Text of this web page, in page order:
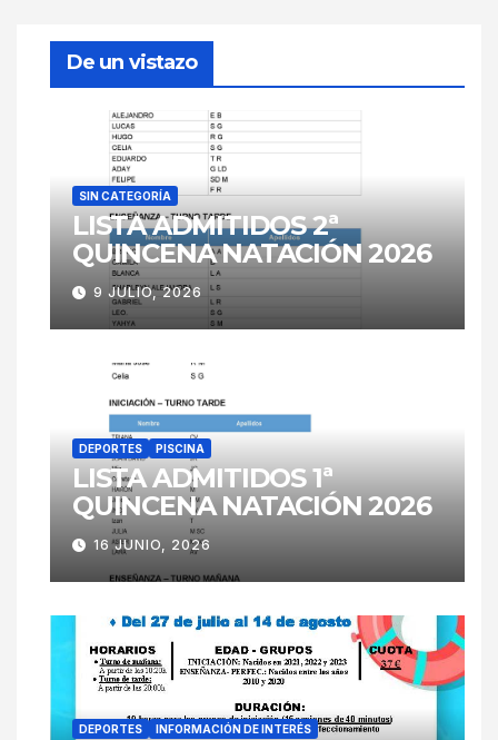
De un vistazo
SIN CATEGORÍA
LISTA ADMITIDOS 2ª
QUINCENA NATACIÓN 2026
9 JULIO, 2026
DEPORTES PISCINA
LISTA ADMITIDOS 1ª
QUINCENA NATACIÓN 2026
16 JUNIO, 2026
DEPORTES INFORMACIÓN DE INTERÉS